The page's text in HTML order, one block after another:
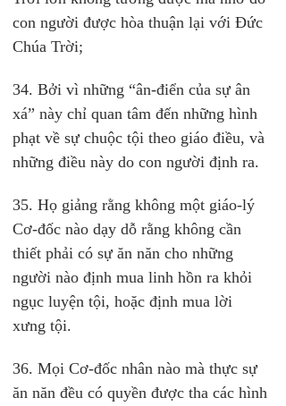
con người được hòa thuận lại với Đức
Chúa Trời;
34. Bởi vì những “ân-điển của sự ân
xá” này chỉ quan tâm đến những hình
phạt về sự chuộc tội theo giáo điều, và
những điều này do con người định ra.
35. Họ giảng rằng không một giáo-lý
Cơ-đốc nào dạy dỗ rằng không cần
thiết phải có sự ăn năn cho những
người nào định mua linh hồn ra khỏi
ngục luyện tội, hoặc định mua lời
xưng tội.
36. Mọi Cơ-đốc nhân nào mà thực sự
ăn năn đều có quyền được tha các hình